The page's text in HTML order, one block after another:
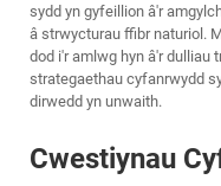
sydd yn gyfeillion â'r
â strwycturau ffibr naturiol.
dod i'r amlwg hyn â'r dulliau
strategaethau cyfanrwydd
dirwedd yn unwaith.
Cwestiynau